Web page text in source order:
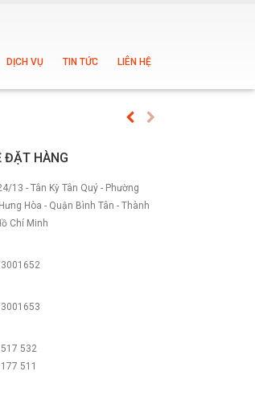
DỊCH VỤ TIN TỨC LIÊN HỆ
ĐẶT HÀNG
13 - Tân Kỳ Tân Quý - Phường
Hòa - Quận Bình Tân - Thành
Chí Minh
532
511